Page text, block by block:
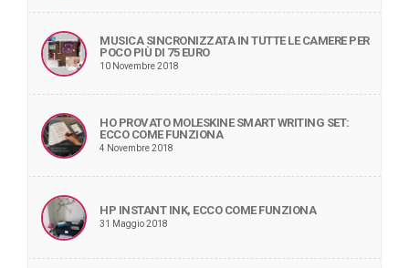
MUSICA SINCRONIZZATA IN TUTTE LE CAMERE PER
POCO PIÙ DI 75 EURO
10 Novembre 2018
HO PROVATO MOLESKINE SMART WRITING SET:
ECCO COME FUNZIONA
4 Novembre 2018
HP INSTANT INK, ECCO COME FUNZIONA
31 Maggio 2018